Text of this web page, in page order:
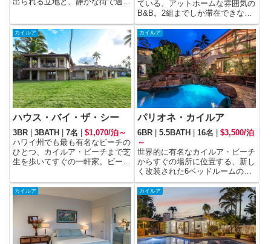
です。
ている、アットホームな雰囲気の
B&B。2組までしか滞在できない
静かな部屋で、2人だけのゆった
りとした時間を過ごせます。
カイルア
ハウス・バイ・ザ・シー
3BR 3BATH 7名
$1,070/泊～
ハワイ州でも最も有名なビーチの
ひとつ、カイルア・ビーチまで芝
生を歩いてすぐの一軒家。ビーチ
を、砂浜にあるプライベートな休
憩場所からは夕日をお楽しみくだ
カイルア
パリオネ・カイルア
6BR| 5.5BATH| 16名 | $3,500/泊
～
世界的に有名なカイルア・ビーチ
からすぐの場所に位置する、新し
く改装された6ベッドルームのト
ロピカル・エステート。カイルア
の柔らかな白い砂浜と、ターコイ
ズブルーの海までわずか徒歩1分
の特別なロケーションで、高級リ
ゾートのようなプライバシー、快
適さ、アメニティを独り占めでき
ます。
カイルア カイルア